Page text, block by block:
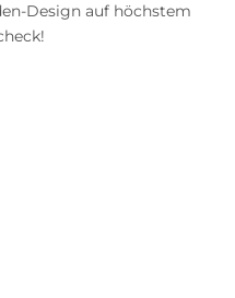
Design auf höchstem